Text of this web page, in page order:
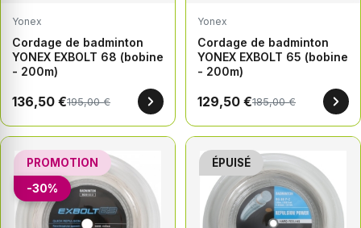
Yonex
Cordage de badminton
YONEX EXBOLT 68 (bobine
- 200m)
136,50 €195,00 €
Yonex
Cordage de badminton
YONEX EXBOLT 65 (bobine
- 200m)
129,50 €185,00 €
PROMOTION
-30%
ÉPUISÉ